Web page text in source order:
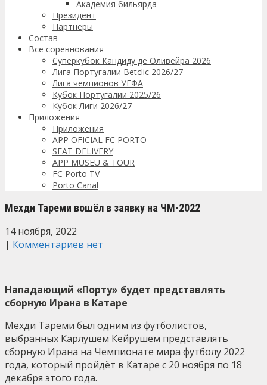
Академия бильярда
Президент
Партнёры
Состав
Все соревнования
Суперкубок Кандиду де Оливейра 2026
Лига Португалии Betclic 2026/27
Лига чемпионов УЕФА
Кубок Португалии 2025/26
Кубок Лиги 2026/27
Приложения
Приложения
APP OFICIAL FC PORTO
SEAT DELIVERY
APP MUSEU & TOUR
FC Porto TV
Porto Canal
Мехди Тареми вошёл в заявку на ЧМ-2022
14 ноября, 2022
| Комментариев нет
Нападающий «Порту» будет представлять
сборную Ирана в Катаре
Мехди Тареми был одним из футболистов,
выбранных Карлушем Кейрушем представлять
сборную Ирана на Чемпионате мира футболу 2022
года, который пройдёт в Катаре с 20 ноября по 18
декабря этого года.